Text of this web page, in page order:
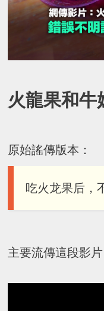
火龍果和牛
原始謠傳版本：
吃火龙果后，
主要流傳這段影片